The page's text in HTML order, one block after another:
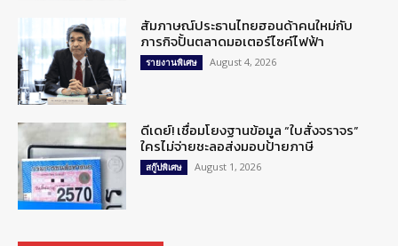
สัมภาษณ์ประธานไทยฮอนด้าคนใหม่กับ
ภารกิจปั้นตลาดมอเตอร์ไซค์ไฟฟ้า
รายงานพิเศษ August 4, 2026
ดีเดย์! เชื่อมโยงฐานข้อมูล “ใบสั่งจราจร”
ใครไม่จ่ายชะลอส่งมอบป้ายภาษี
สกู๊ปพิเศษ August 1, 2026